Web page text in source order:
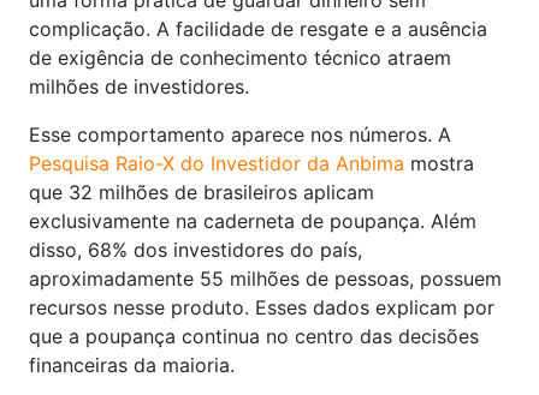
complicação. A facilidade de resgate e a ausência
de exigência de conhecimento técnico atraem
milhões de investidores.
Esse comportamento aparece nos números. A
Pesquisa Raio-X do Investidor da Anbima mostra
que 32 milhões de brasileiros aplicam
exclusivamente na caderneta de poupança. Além
disso, 68% dos investidores do país,
aproximadamente 55 milhões de pessoas, possuem
recursos nesse produto. Esses dados explicam por
que a poupança continua no centro das decisões
financeiras da maioria.